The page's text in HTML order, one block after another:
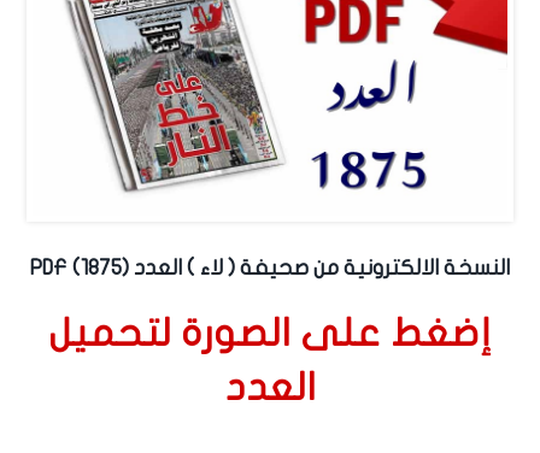
النسخة الالكترونية من صحيفة ( لاء ) العدد (1875) PDF
إضغط على الصورة لتحميل
العدد